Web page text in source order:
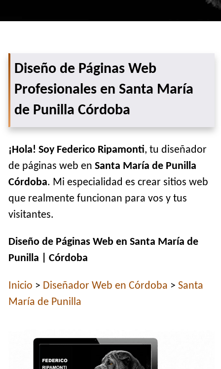
Diseño de Páginas Web
Profesionales en Santa María
de Punilla Córdoba
¡Hola! Soy Federico Ripamonti, tu diseñador
de páginas web enSanta María de Punilla
Córdoba. Mi especialidad es crear sitios web
que realmente funcionan para vos y tus
visitantes.
Diseño de Páginas Web en Santa María de
Punilla | Córdoba
Inicio > Diseñador Web en Córdoba >Santa
María de Punilla